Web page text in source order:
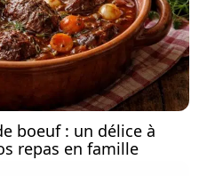
boeuf : un délice à
repas en famille